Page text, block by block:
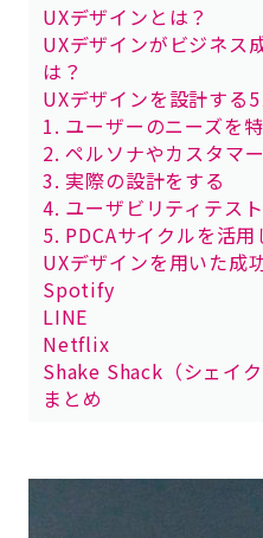
UXデザインとは？
UXデザインがビジネス
は？
UXデザインを設計する
1. ユーザーのニーズを
2. ペルソナやカスタマ
3. 実際の設計をする
4. ユーザビリティテス
5. PDCAサイクルを活用
UXデザインを用いた成
Spotify
LINE
Netflix
Shake Shack（シェイ
まとめ